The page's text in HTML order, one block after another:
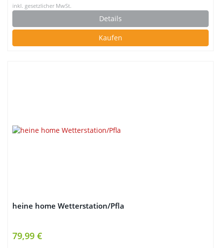
inkl. gesetzlicher MwSt.
Details
Kaufen
heine home Wetterstation/Pfla
79,99 €